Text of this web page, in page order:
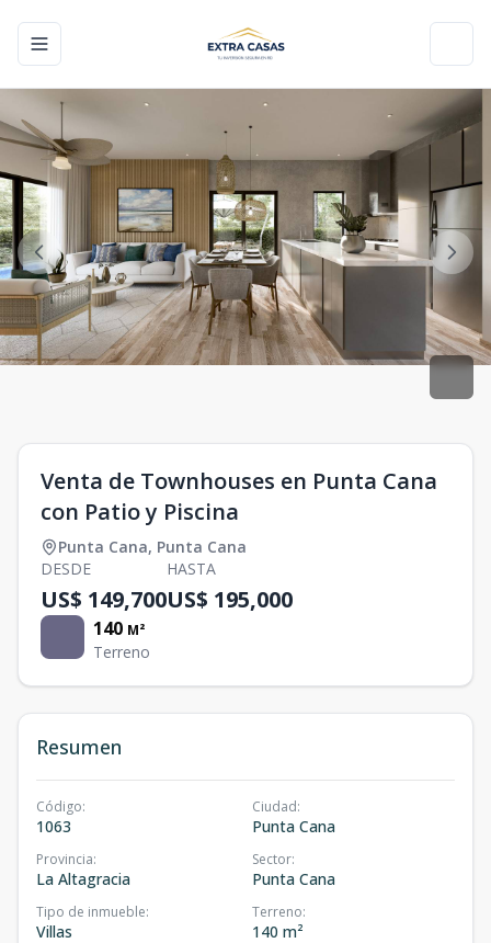
Toggle navigation menu
Venta de Townhouses en Punta Cana
con Patio y Piscina
Punta Cana, Punta Cana
DESDE
US$ 149,700
HASTA
US$ 195,000
140 M²
Terreno
Resumen
Código:
1063
Ciudad:
Punta Cana
Provincia:
La Altagracia
Sector:
Punta Cana
Tipo de inmueble:
Villas
Terreno:
140 m²